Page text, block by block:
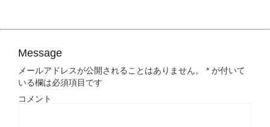
Message
メールアドレスが公開されることはありません。 * が付いて
いる欄は必須項目です
コメント